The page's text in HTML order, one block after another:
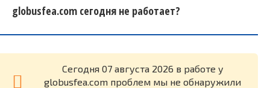
globusfea.com сегодня не работает?
Cегодня 07 августа 2026 в работе у
globusfea.com проблем мы не обнаружили